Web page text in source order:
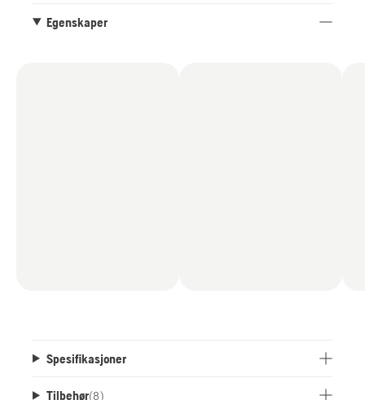
Egenskaper
Spesifikasjoner
Tilbehør(8)